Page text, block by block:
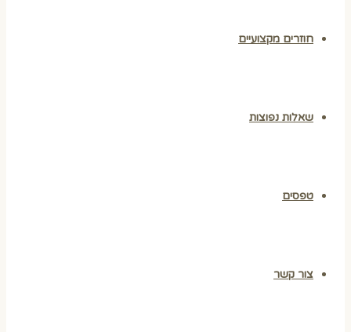
חוזרים מקצועיים
שאלות נפוצות
טפסים
צור קשר